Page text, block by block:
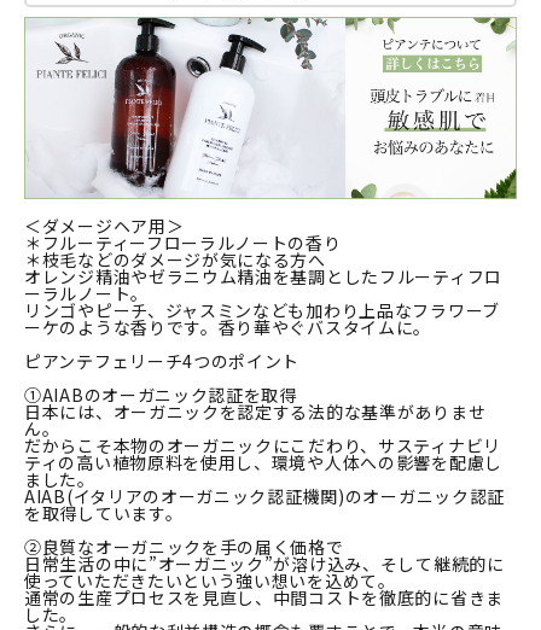
＜ダメージヘア用＞
＊フルーティーフローラルノートの香り
＊枝毛などのダメージが気になる方へ
オレンジ精油やゼラニウム精油を基調としたフルーティフロ
ーラルノート。
リンゴやピーチ、ジャスミンなども加わり上品なフラワーブ
ーケのような香りです。香り華やぐバスタイムに。
ピアンテフェリーチ4つのポイント
①AIABのオーガニック認証を取得
日本には、オーガニックを認定する法的な基準がありませ
ん。
だからこそ本物のオーガニックにこだわり、サスティナビリ
ティの高い植物原料を使用し、環境や人体への影響を配慮し
ました。
AIAB(イタリアのオーガニック認証機関)のオーガニック認証
を取得しています。
②良質なオーガニックを手の届く価格で
日常生活の中に”オーガニック”が溶け込み、そして継続的に
使っていただきたいという強い想いを込めて。
通常の生産プロセスを見直し、中間コストを徹底的に省きま
した。